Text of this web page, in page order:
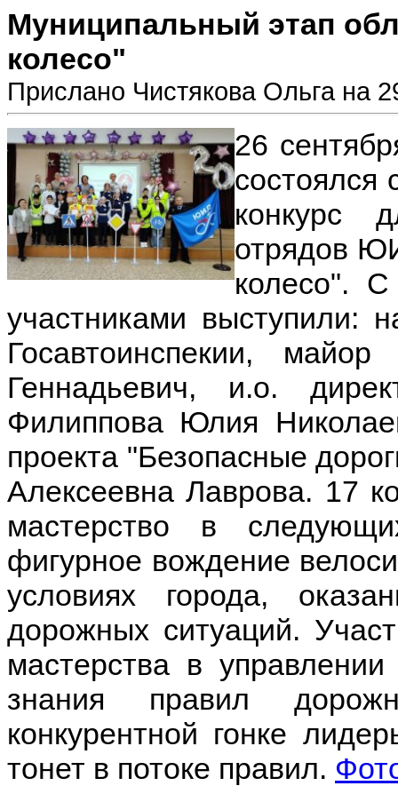
Муниципальный этап
колесо"
Прислано Чистякова Ольга на
26
конкурс
отрядов
колесо".
участниками выступили:
Госавтоинспекии,
Геннадьевич, и.о.
Филиппова Юлия
проекта "Безопасные
Алексеевна Лаврова. 17
мастерство в
фигурное вождение
условиях города,
дорожных ситуаций.
мастерства в
знания правил
конкурентной гонке
тонет в потоке правил.